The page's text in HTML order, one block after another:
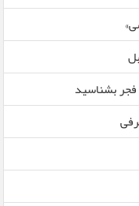
فجر بشناسید